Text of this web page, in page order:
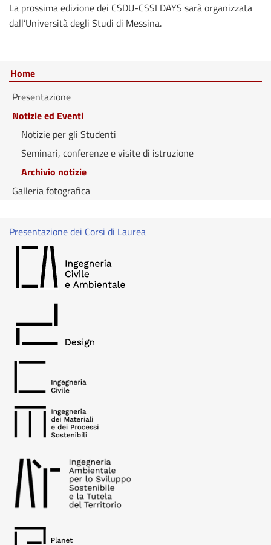
La prossima edizione dei CSDU-CSSI DAYS sarà organizzata
dall’Università degli Studi di Messina.
Home
Presentazione
Notizie ed Eventi
Notizie per gli Studenti
Seminari, conferenze e visite di istruzione
Archivio notizie
Galleria fotografica
Presentazione dei Corsi di Laurea